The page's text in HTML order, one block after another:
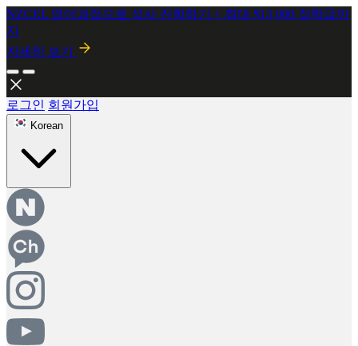
2026년 8월 시행! 뉴질랜드 SMC 개정안 안내
자세히보기
로그인
Korean